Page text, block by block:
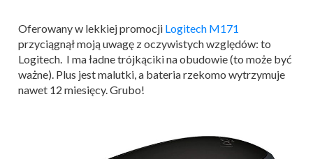
Oferowany w lekkiej promocji Logitech M171
przyciągnął moją uwagę z oczywistych względów: to
Logitech. I ma ładne trójkąciki na obudowie (to może być
ważne). Plus jest malutki, a bateria rzekomo wytrzymuje
nawet 12 miesięcy. Grubo!